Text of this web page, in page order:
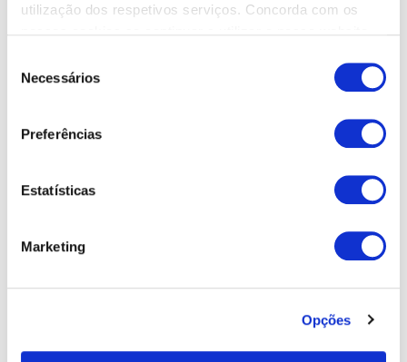
utilização dos respetivos serviços. Concorda com os
Necessários
Preferências
Estatísticas
Marketing
Opções